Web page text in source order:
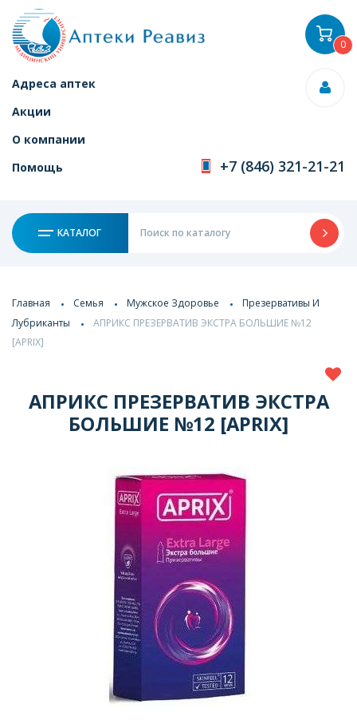
Адреса аптек
Акции
О компании
Помощь
+7 (846) 321-21-21
КАТАЛОГ
0
Главная Семья Мужское Здоровье
Презервативы И
Лубриканты
АПРИКС ПРЕЗЕРВАТИВ ЭКСТРА БОЛЬШИЕ №12
[APRIX]
АПРИКС ПРЕЗЕРВАТИВ ЭКСТРА
БОЛЬШИЕ №12 [APRIX]